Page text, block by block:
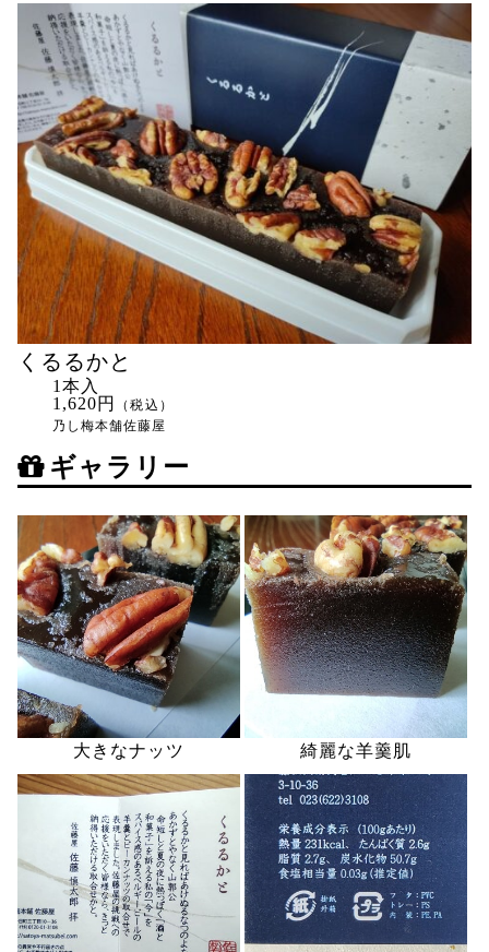
くるるかと
1本入
1,620円
（税込）
乃し梅本舗佐藤屋
ギャラリー
大きなナッツ 綺麗な羊羹肌